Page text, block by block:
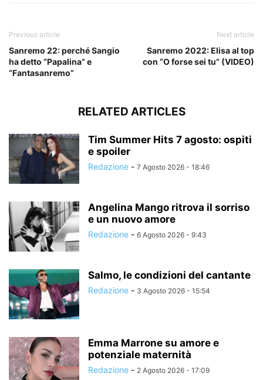
Previous article
Sanremo 22: perché Sangio
ha detto “Papalina” e
“Fantasanremo”
Next article
Sanremo 2022: Elisa al top
con “O forse sei tu” (VIDEO)
RELATED ARTICLES
Tim Summer Hits 7 agosto: ospiti
e spoiler
Redazione - 7 Agosto 2026 - 18:46
Angelina Mango ritrova il sorriso
e un nuovo amore
Redazione - 6 Agosto 2026 - 9:43
Salmo, le condizioni del cantante
Redazione - 3 Agosto 2026 - 15:54
Emma Marrone su amore e
potenziale maternità
Redazione - 2 Agosto 2026 - 17:09